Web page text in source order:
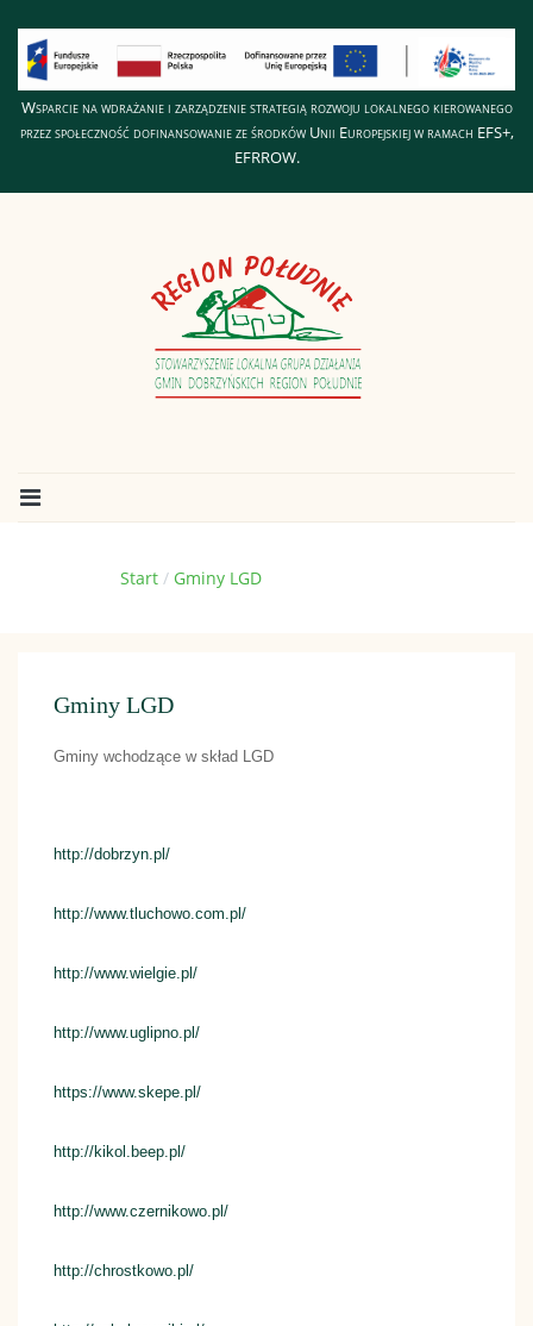
Wsparcie na wdrażanie i zarządzenie strategią rozwoju lokalnego kierowanego
przez społeczność dofinansowanie ze środków Unii Europejskiej w ramach EFS+,
EFRROW.
Start Gminy LGD
Gminy LGD
Gminy wchodzące w skład LGD
http://dobrzyn.pl/
http://www.tluchowo.com.pl/
http://www.wielgie.pl/
http://www.uglipno.pl/
https://www.skepe.pl/
http://kikol.beep.pl/
http://www.czernikowo.pl/
http://chrostkowo.pl/